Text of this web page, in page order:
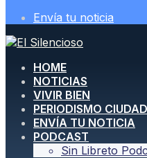
Envía tu noticia
HOME
NOTICIAS
VIVIR BIEN
PERIODISMO
ENVÍA TU NOTICIA
PODCAST
Sin Libreto